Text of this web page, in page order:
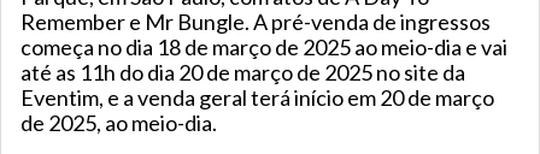
Remember e Mr Bungle. A pré-venda de ingressos
começa no dia 18 de março de 2025 ao meio-dia e vai
até as 11h do dia 20 de março de 2025 no site da
Eventim, e a venda geral terá início em 20 de março
de 2025, ao meio-dia.